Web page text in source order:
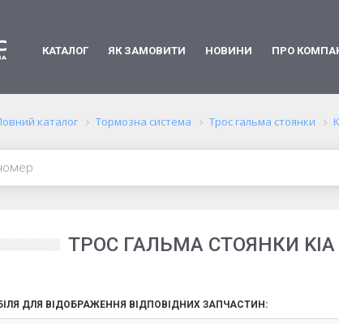
КАТАЛОГ ЯК ЗАМОВИТИ НОВИНИ ПРО
каталог Тормозна система Трос гальма стоянки
ТРОС ГАЛЬМА СТОЯНКИ KIA
ДЛЯ ВІДОБРАЖЕННЯ ВІДПОВІДНИХ ЗАПЧАСТИН: